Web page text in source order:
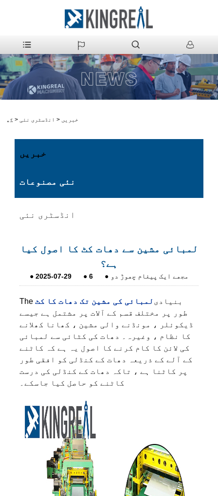
گھر > خبریں > انڈسٹری نئی
خبریں
نئی مصنوعات
انڈسٹری نئی
لمبائی مشین سے دھات کٹ کا اصول کیا
ہے؟
● 2025-07-29 ● 6 ● مجھے ایک پیغام چھوڑ دو
The لمبائی کی مشین تک دھات کا کٹ بنیادی
طور پر مختلف قسم کے آلات پر مشتمل ہے جیسے
ڈیکوئلر ، مونڈنے والی مشین ، کھانا کھلانے
کا نظام ، وغیرہ۔ دھات کی کٹائی سے لمبائی
کی لائن کا کام کرنے کا اصول یہ ہے کہ کاٹنے
کے آلے کے ذریعہ دھات کے کنڈلی کو افقی طور
پر کاٹنا ہے ، تاکہ دھات کے کنڈلی کی درست
کاٹنے کو حاصل کیا جاسکے۔